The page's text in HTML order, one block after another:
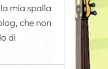
mia spalla
che non
di